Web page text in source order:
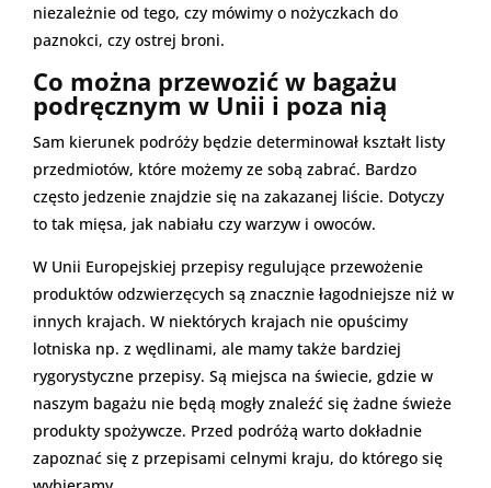
niezależnie od tego, czy mówimy o nożyczkach do
paznokci, czy ostrej broni.
Co można przewozić w bagażu
podręcznym w Unii i poza nią
Sam kierunek podróży będzie determinował kształt listy
przedmiotów, które możemy ze sobą zabrać. Bardzo
często jedzenie znajdzie się na zakazanej liście. Dotyczy
to tak mięsa, jak nabiału czy warzyw i owoców.
W Unii Europejskiej przepisy regulujące przewożenie
produktów odzwierzęcych są znacznie łagodniejsze niż w
innych krajach. W niektórych krajach nie opuścimy
lotniska np. z wędlinami, ale mamy także bardziej
rygorystyczne przepisy. Są miejsca na świecie, gdzie w
naszym bagażu nie będą mogły znaleźć się żadne świeże
produkty spożywcze. Przed podróżą warto dokładnie
zapoznać się z przepisami celnymi kraju, do którego się